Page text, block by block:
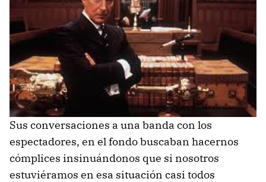
Sus conversaciones a una banda con los
espectadores, en el fondo buscaban hacernos
cómplices insinuándonos que si nosotros
estuviéramos en esa situación casi todos